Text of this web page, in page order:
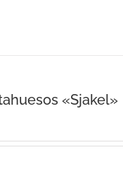
«Sjakel»